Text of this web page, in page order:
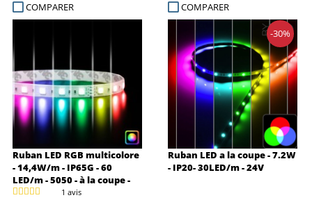
COMPARER COMPARER
Ruban LED RGB multicolore
- 14,4W/m - IP65G - 60
LED/m - 5050 - à la coupe -
24V
1 avis
Ruban LED a la coupe - 7.2W
- IP20- 30LED/m - 24V
-30%